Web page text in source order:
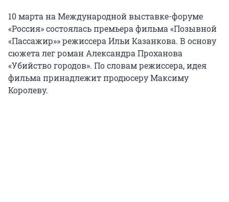
10 марта на Международной выставке-форуме
«Россия» состоялась премьера фильма «Позывной
«Пассажир»» режиссера Ильи Казанкова. В основу
сюжета лег роман Александра Проханова
«Убийство городов». По словам режиссера, идея
фильма принадлежит продюсеру Максиму
Королеву.